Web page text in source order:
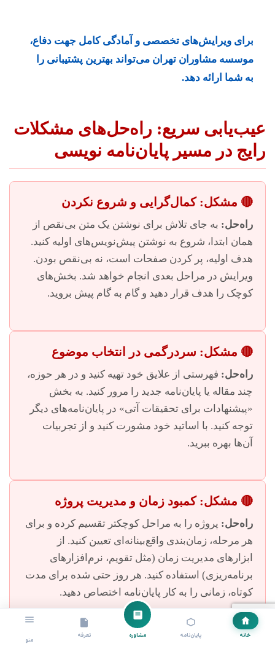
خانه پایان‌نامه مشاوره تعرفه
منو
برای ویرایش‌های تخصصی و آمادگی کامل جهت دفاع،
موسسه مشاوران تهران می‌تواند بهترین پشتیبانی را
به شما ارائه دهد.
عیب‌یابی سریع: راه‌حل‌های مشکلات
رایج در مسیر پایان‌نامه نویسی
🔴 مشکل: کمال‌گرایی و شروع نکردن
راه‌حل: به جای تلاش برای نوشتن یک متن بی‌نقص از
همان ابتدا، شروع به نوشتن پیش‌نویس‌های اولیه کنید.
هدف اولیه، پر کردن صفحات است، نه بی‌نقص بودن.
ویرایش در مراحل بعدی انجام خواهد شد. بخش‌های
کوچک را هدف قرار دهید و گام به گام پیش بروید.
🔴 مشکل: سردرگمی در انتخاب موضوع
راه‌حل: فهرستی از علایق خود تهیه کنید و در هر حوزه،
چند مقاله یا پایان‌نامه جدید را مرور کنید. به بخش
«پیشنهادات برای تحقیقات آتی» در پایان‌نامه‌های دیگر
توجه کنید. با اساتید خود مشورت کنید و از تجربیات
آن‌ها بهره ببرید.
🔴 مشکل: کمبود زمان و مدیریت پروژه
راه‌حل: پروژه را به مراحل کوچکتر تقسیم کرده و برای
هر مرحله، زمان‌بندی واقع‌بینانه‌ای تعیین کنید. از
ابزارهای مدیریت زمان (مثل تقویم، نرم‌افزارهای
برنامه‌ریزی) استفاده کنید. هر روز حتی شده برای مدت
کوتاه، زمانی را به کار پایان‌نامه اختصاص دهید.